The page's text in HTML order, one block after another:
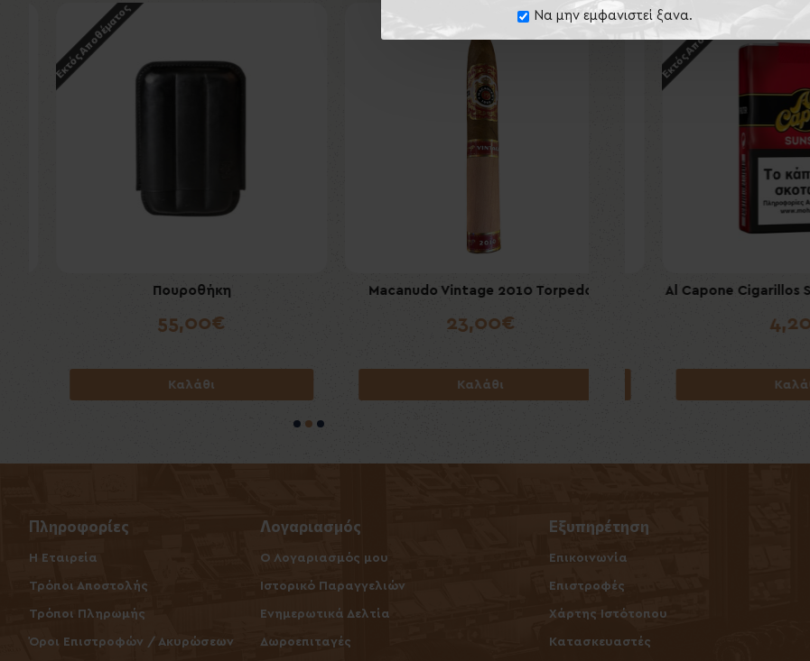
Να μην εμφανιστεί ξανα.
Εκτός Αποθέματος
Πουροθήκη
55,00€
Καλάθι
Νέο
Macanudo Vintage 2010 Torpedo
23,00€
Καλάθι
Villiger Premium No7
Al Capone Cigarillos Flame 10's (Filter)
4,20€
Καλάθι
Al Capone Cigarillos Original 10's
Καλάθι
Εκτός Αποθέματος
Al Capone Cigarillos
4,20€
Καλάθι
Πληροφορίες
Η Εταιρεία
Τρόποι Αποστολής
Τρόποι Πληρωμής
Όροι Επιστροφών / Ακυρώσεων
Λογαριασμός
O Λογαριασμός μου
Ιστορικό Παραγγελιών
Ενημερωτικά Δελτία
Δωροεπιταγές
Εξυπηρέτηση
Επικοινωνία
Επιστροφές
Χάρτης Ιστότοπου
Κατασκευαστές